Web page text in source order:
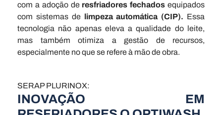
com a adoção deresfriadores fechados equipados
com sistemas de limpeza automática (CIP). Essa
tecnologia não apenas eleva a qualidade do leite,
mas também otimiza a gestão de recursos,
especialmente no que se refere à mão de obra.
SERAP PLURINOX:
INOVAÇÃO EM